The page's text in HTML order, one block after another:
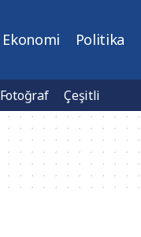
Ekonomi Politika
Fotoğraf Çeşitli